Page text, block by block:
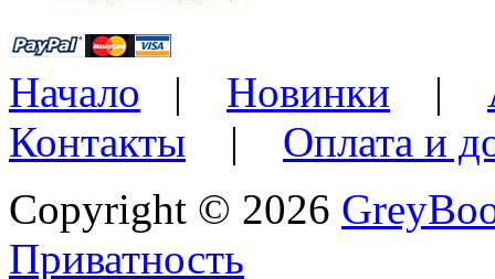
Начало | Новинки |
Контакты | Оплата и
Copyright © 2026
Приватность